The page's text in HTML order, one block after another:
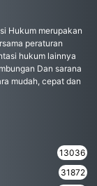
Hukum merupakan
peraturan
hukum lainnya
Dan sarana
mudah, cepat dan
13036
31872